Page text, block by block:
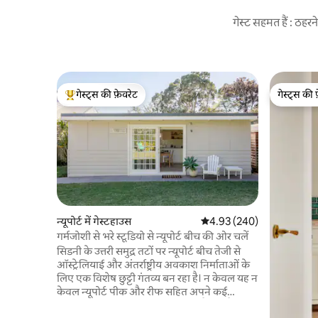
गेस्ट सहमत हैं :
गेस्ट्स का टॉप फ़ेवरेट
गेस्ट्स की फ़ेवरेट
न्यूपोर्ट में गेस्टहाउस औसत रेटिंग 5 में से 4.93, 240
4.93 (240)
गर्मजोशी से भरे स्टूडियो से न्यूपोर्ट बीच की ओर चलें
सिडनी के उत्तरी समुद्र तटों पर न्यूपोर्ट बीच तेजी से
ऑस्ट्रेलियाई और अंतर्राष्ट्रीय अवकाश निर्माताओं के
लिए एक विशेष छुट्टी गंतव्य बन रहा है। न केवल यह न
केवल न्यूपोर्ट पीक और रीफ सहित अपने कई
गेस्ट्स की
गेस्ट्स की